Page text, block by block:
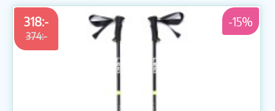
318:-
374:-
-15%